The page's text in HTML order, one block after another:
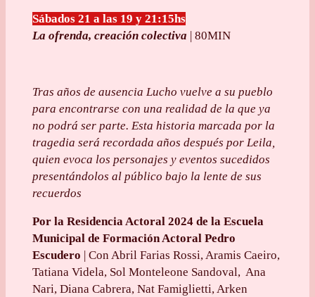
Sábados 21 a las 19 y 21:15hs
La ofrenda, creación colectiva | 80MIN
Tras años de ausencia Lucho vuelve a su pueblo
para encontrarse con una realidad de la que ya
no podrá ser parte. Esta historia marcada por la
tragedia será recordada años después por Leila,
quien evoca los personajes y eventos sucedidos
presentándolos al público bajo la lente de sus
recuerdos
Por la Residencia Actoral 2024 de la Escuela
Municipal de Formación Actoral Pedro
Escudero | Con Abril Farias Rossi, Aramis Caeiro,
Tatiana Videla, Sol Monteleone Sandoval, Ana
Nari, Diana Cabrera, Nat Famiglietti, Arken